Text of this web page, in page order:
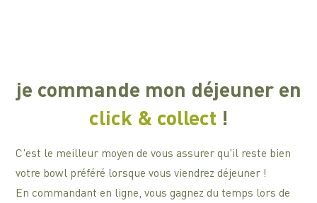
je commande mon déjeuner en
click & collect !
C'est le meilleur moyen de vous assurer qu'il reste bien
votre bowl préféré lorsque vous viendrez déjeuner !
En commandant en ligne, vous gagnez du temps lors de